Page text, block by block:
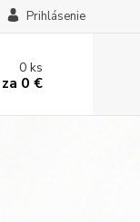
Prihlásenie
0ks
za 0 €